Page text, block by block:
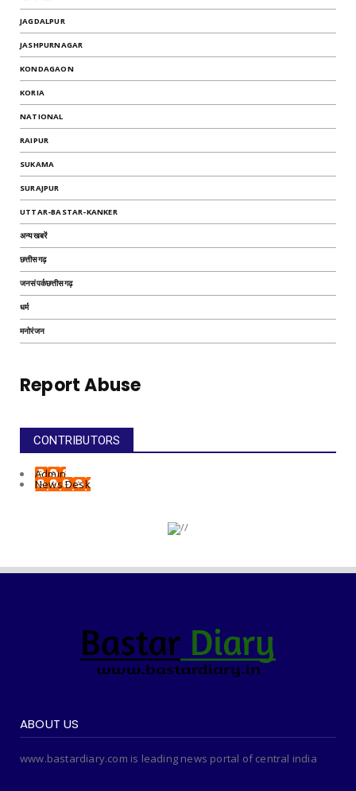
JAGDALPUR
JASHPURNAGAR
KONDAGAON
KORIA
NATIONAL
RAIPUR
SUKAMA
SURAJPUR
UTTAR-BASTAR-KANKER
अन्यखबरें
छत्तीसगढ़
जनसंपर्कछत्तीसगढ़
धर्म
मनोरंजन
Report Abuse
CONTRIBUTORS
Admin
News Desk
ABOUT US
www.bastardiary.com is leading news portal of central india